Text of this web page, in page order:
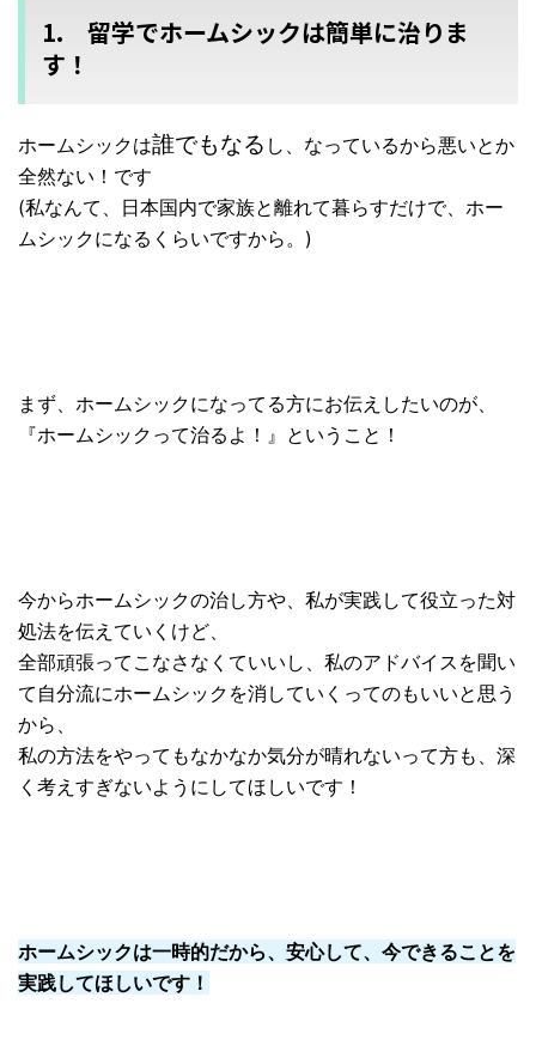
1. 留学でホームシックは簡単に治りま
す！
ホームシックは誰でもなる し、 なっているから悪いとか
全然ない！です
(私なんて、日本国内で家族と離れて暮らすだけで、 ホー
ムシックになるくらいですから。)
まず、ホームシックになってる方にお伝えしたいのが、
『ホームシックって治るよ！』ということ！
今からホームシックの治し方や、 私が実践して役立った対
処法を伝えていくけど、
全部頑張ってこなさなくていいし、 私のアドバイスを聞い
て自分流にホームシックを消していくってのもいいと思う
から、
私の方法をやってもなかなか気分が晴れないって方も、 深
く考えすぎないようにしてほしいです！
ホームシックは一時的だから、安心して、 今できることを
実践してほしいです！